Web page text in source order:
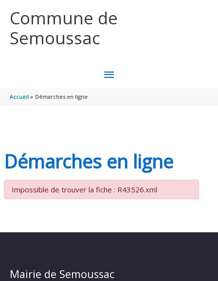
Commune de
Semoussac
MENU
Accueil Démarches en ligne
Démarches en ligne
Impossible de trouver la fiche : R43526.xml
Mairie de Semoussac